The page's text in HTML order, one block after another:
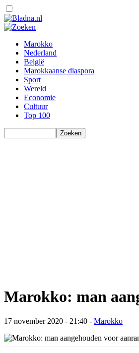
Marokko
Nederland
België
Marokkaanse diaspora
Sport
Wereld
Economie
Cultuur
Top 100
Marokko: man
17 november 2020 - 21:40 - Marokko